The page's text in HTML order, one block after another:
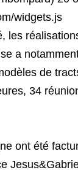
widgets.js
les
a
de
34
ont été